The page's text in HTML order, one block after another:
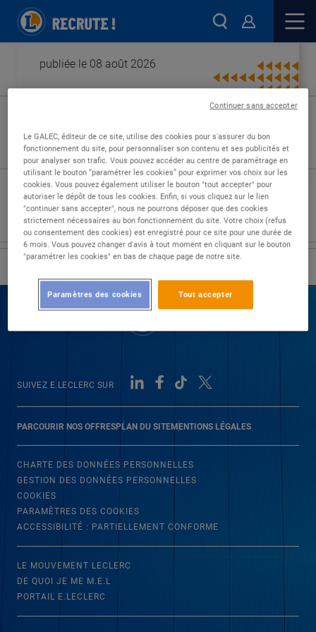
publiée le 08 août 2026
Type de contrat :
Expérience :
Études :
PARCOURIR NOS OFFRESPLAN DU SITEMENTIONS LÉGALES
SUIVEZ E.LECLERC SUR
CHARTE DES DONNÉES PERSONNELLES
GESTION DES DONNÉES PERSONNELLES
COOKIES
PARAMÈTRES DES COOKIES
ACCESSIBILITÉ : PARTIELLEMENT CONFORME
LE MOUVEMENT LECLERC
DE QUOI JE ME M.E.L
PORTAIL E.LECLERC
Le GALEC, éditeur de ce site, utilise des cookies pour s'assurer du bon
fonctionnement du site, pour personnaliser son contenu et ses publicités et
pour analyser son trafic. Vous pouvez accéder au centre de paramétrage en
utilisant le bouton “paramétrer les cookies” pour exprimer vos choix sur les
cookies. Vous pouvez également utiliser le bouton "tout accepter" pour
autoriser le dépôt de tous les cookies. Enfin, si vous cliquez sur le lien
"continuer sans accepter", nous ne pourrons déposer que des cookies
strictement nécessaires au bon fonctionnement du site. Votre choix (refus
ou consentement des cookies) est enregistré pour ce site pour une durée de
6 mois. Vous pouvez changer d'avis à tout moment en cliquant sur le bouton
"paramétrer les cookies" en bas de chaque page de notre site.
Tout accepter
Paramètres des cookies
Continuer sans accepter